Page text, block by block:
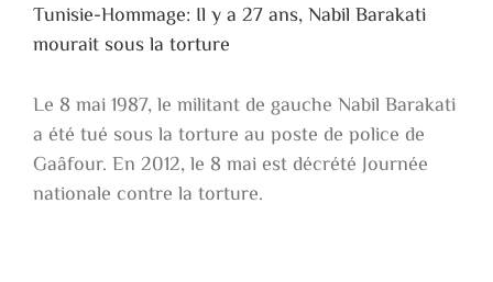
Tunisie-Hommage: Il y a 27 ans, Nabil Barakati
mourait sous la torture
Le 8 mai 1987, le militant de gauche Nabil Barakati
a été tué sous la torture au poste de police de
Gaâfour. En 2012, le 8 mai est décrété Journée
nationale contre la torture.